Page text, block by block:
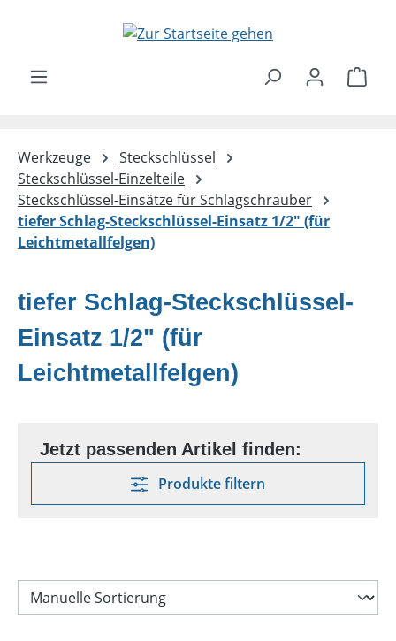
Zum Hauptinhalt springen
Werkzeuge
Steckschlüssel
Steckschlüssel-Einzelteile
Steckschlüssel-Einsätze für Schlagschrauber
tiefer Schlag-Steckschlüssel-Einsatz 1/2" (für
Leichtmetallfelgen)
tiefer Schlag-Steckschlüssel-
Einsatz 1/2" (für
Leichtmetallfelgen)
Produkte filtern